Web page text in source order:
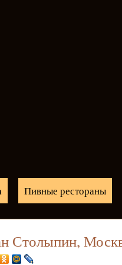
Пивные рестораны
Столыпин,